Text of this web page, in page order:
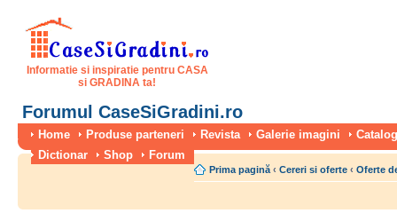
Informatie si inspiratie pentru CASA
si GRADINA ta!
Forumul CaseSiGradini.ro
Home Produse parteneri Revista Galerie imagini
Dictionar
Shop Forum
Prima pagină ‹ Cereri si oferte ‹ Oferte